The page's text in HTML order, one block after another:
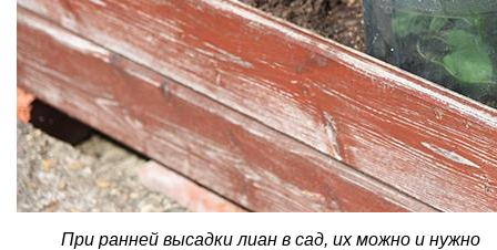
При ранней высадки лиан в сад, их можно и нужно